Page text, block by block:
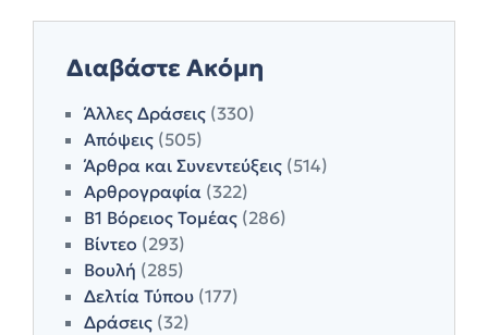
Διαβάστε Ακόμη
Άλλες Δράσεις (330)
Απόψεις (505)
Άρθρα και Συνεντεύξεις (514)
Αρθρογραφία (322)
Β1 Βόρειος Τομέας (286)
Βίντεο (293)
Βουλή (285)
Δελτία Τύπου (177)
Δράσεις (32)